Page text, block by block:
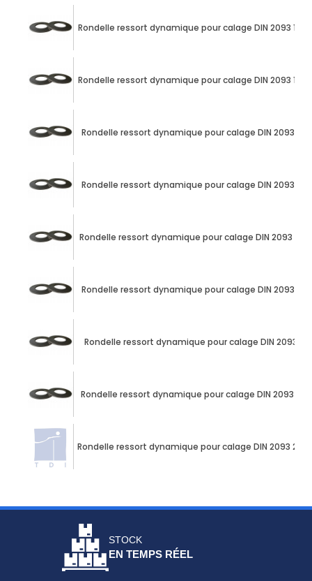
Rondelle ressort dynamique pour calage DIN 2093
Rondelle ressort dynamique pour calage DIN 2093
Rondelle ressort dynamique pour calage DIN 2093
Rondelle ressort dynamique pour calage DIN 2093
Rondelle ressort dynamique pour calage DIN 2093
Rondelle ressort dynamique pour calage DIN 2093
Rondelle ressort dynamique pour calage DIN 2093
Rondelle ressort dynamique pour calage DIN 2093
Rondelle ressort dynamique pour calage DIN 2093
STOCK
EN TEMPS RÉEL